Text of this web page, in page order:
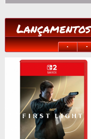
Lançamentos